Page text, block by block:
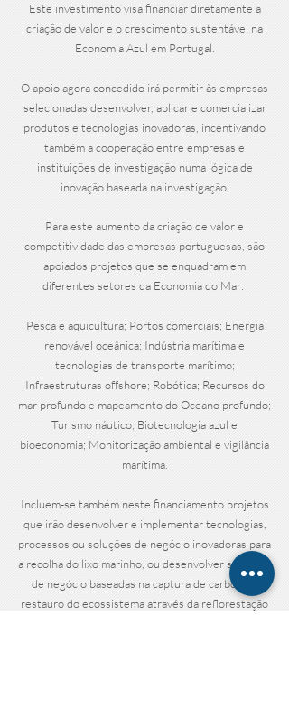
Este investimento visa financiar diretamente a
criação de valor e o crescimento sustentável na
Economia Azul em Portugal.
O apoio agora concedido irá permitir às empresas
selecionadas desenvolver, aplicar e comercializar
produtos e tecnologias inovadoras, incentivando
também a cooperação entre empresas e
instituições de investigação numa lógica de
inovação baseada na investigação.
Para este aumento da criação de valor e
competitividade das empresas portuguesas, são
apoiados projetos que se enquadram em
diferentes setores da Economia do Mar:
Pesca e aquicultura; Portos comerciais; Energia
renovável oceânica; Indústria marítima e
tecnologias de transporte marítimo;
Infraestruturas offshore; Robótica; Recursos do
mar profundo e mapeamento do Oceano profundo;
Turismo náutico; Biotecnologia azul e
bioeconomia; Monitorização ambiental e vigilância
marítima.
Incluem-se também neste financiamento projetos
que irão desenvolver e implementar tecnologias,
processos ou soluções de negócio inovadoras para
a recolha do lixo marinho, ou desenvolver soluções
de negócio baseadas na captura de carbono e
restauro do ecossistema através da reflorestação